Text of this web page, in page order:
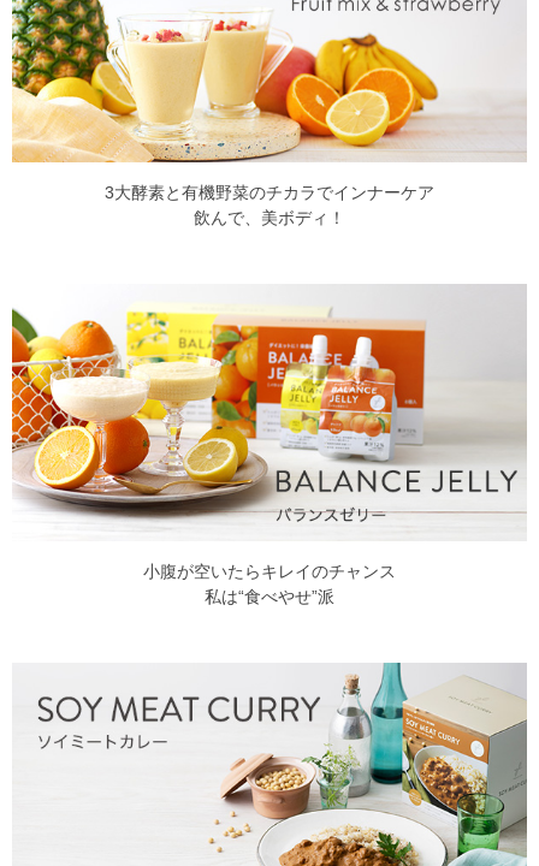
3大酵素と有機野菜のチカラでインナーケア
飲んで、美ボディ！
小腹が空いたらキレイのチャンス
私は“食べやせ”派